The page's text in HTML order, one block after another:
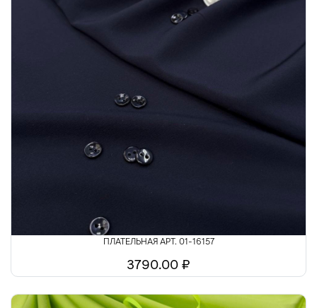
ПЛАТЕЛЬНАЯ АРТ. 01-16157
3790.00 ₽